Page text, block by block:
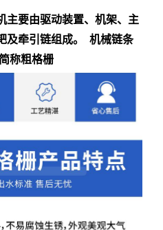
主要由驱动装置、机架、主
及牵引链组成。 机械链条
称粗格栅